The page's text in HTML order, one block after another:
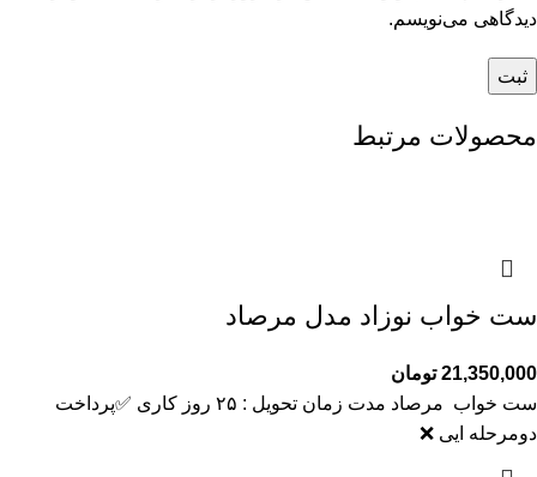
دیدگاهی می‌نویسم.
محصولات مرتبط
ست خواب نوزاد مدل مرصاد
21,350,000 تومان
ست خواب مرصاد مدت زمان تحویل : ۲۵ روز کاری ✅️پرداخت
دومرحله ایی ❌️